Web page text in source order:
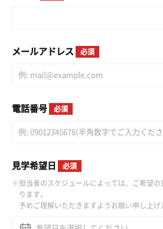
メールアドレス 必須
電話番号 必須
見学希望日 必須
担当者のスケジュールによっては、ご希望
ります。
予めご理解いただきますようお願い申し上げ